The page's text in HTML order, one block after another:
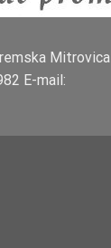
Mitrovica
E-mail: